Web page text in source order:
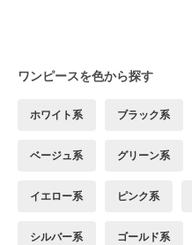
ワンピースを色から探す
ホワイト系 ブラック系
ベージュ系 グリーン系
イエロー系 ピンク系
シルバー系 ゴールド系